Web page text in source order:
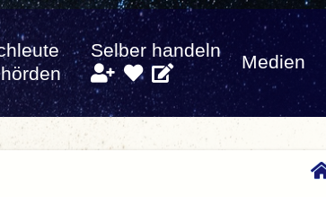
Selber handeln
Medien